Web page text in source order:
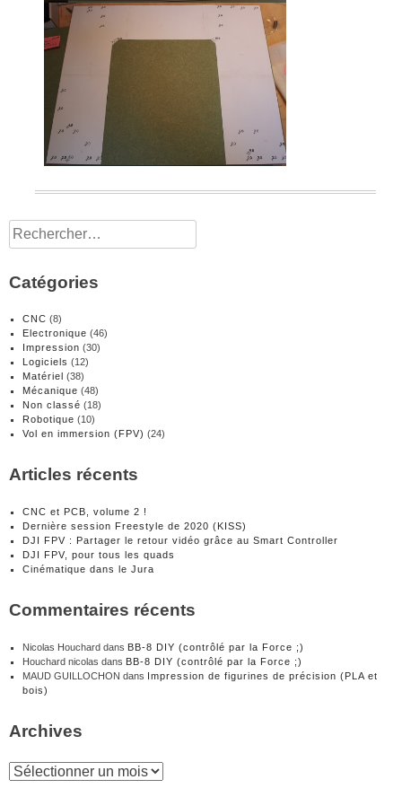
Rechercher :
Catégories
CNC (8)
Electronique (46)
Impression (30)
Logiciels (12)
Matériel (38)
Mécanique (48)
Non classé (18)
Robotique (10)
Vol en immersion (FPV) (24)
Articles récents
CNC et PCB, volume 2 !
Dernière session Freestyle de 2020 (KISS)
DJI FPV : Partager le retour vidéo grâce au Smart Controller
DJI FPV, pour tous les quads
Cinématique dans le Jura
Commentaires récents
Nicolas Houchard dans BB-8 DIY (contrôlé par la Force ;)
Houchard nicolas dans BB-8 DIY (contrôlé par la Force ;)
MAUD GUILLOCHON dans Impression de figurines de précision (PLA et
bois)
Archives
Archives